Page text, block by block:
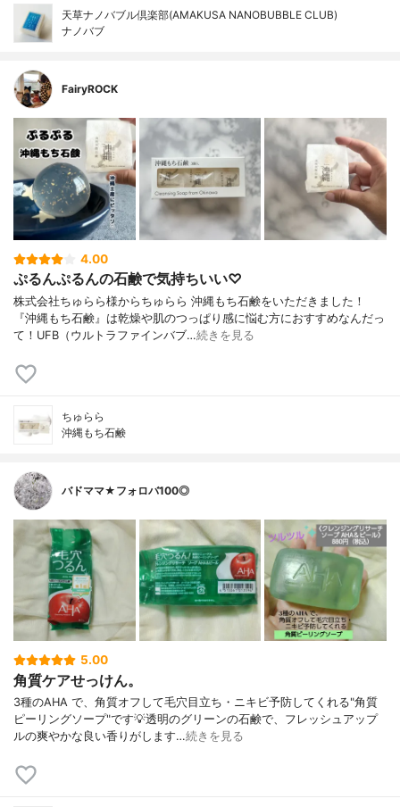
天草ナノバブル倶楽部(AMAKUSA NANOBUBBLE CLUB)
ナノバブ
FairyROCK
4.00
ぷるんぷるんの石鹸で気持ちいい♡
株式会社ちゅらら様からちゅらら 沖縄もち石鹸をいただきました！
『沖縄もち石鹸』は乾燥や肌のつっぱり感に悩む方におすすめなんだっ
て！UFB（ウルトラファインバブ…続きを見る
ちゅらら
沖縄もち石鹸
バドママ★フォロバ100◎
5.00
角質ケアせっけん。
3種のAHA で、角質オフして毛穴目立ち・ニキビ予防してくれる"角質
ピーリングソープ"です💡透明のグリーンの石鹸で、フレッシュアップ
ルの爽やかな良い香りがします…続きを見る